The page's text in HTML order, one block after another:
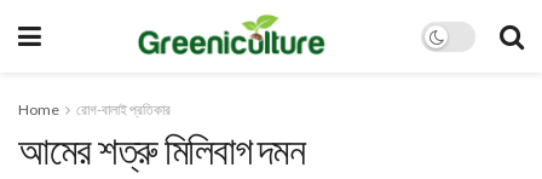
Home রোগ-বালাই প্রতিকার
আমের শত্রু মিলিবাগ দমন